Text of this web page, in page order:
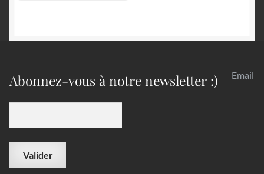
Abonnez-vous à notre newsletter :) Email